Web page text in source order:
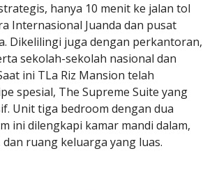
hanya 10 menit ke jalan tol
Internasional Juanda dan pusat
Dikelilingi juga dengan perkantoran,
sekolah-sekolah nasional dan
ini TLa Riz Mansion telah
spesial, The Supreme Suite yang
Unit tiga bedroom dengan dua
ini dilengkapi kamar mandi dalam,
ruang keluarga yang luas.